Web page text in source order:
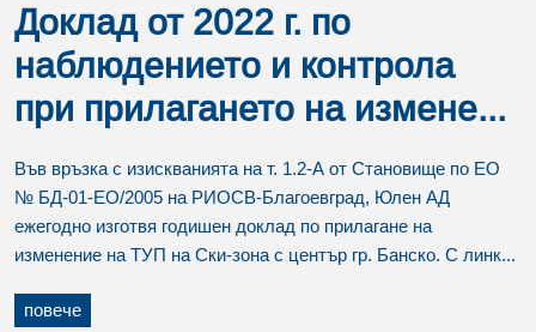
Доклад от 2022 г. по
наблюдението и контрола
при прилагането на измене...
Във връзка с изискванията на т. 1.2-А от Становище по ЕО
№ БД-01-ЕО/2005 на РИОСВ-Благоевград, Юлен АД
ежегодно изготвя годишен доклад по прилагане на
изменение на ТУП на Ски-зона с център гр. Банско. С линк...
повече